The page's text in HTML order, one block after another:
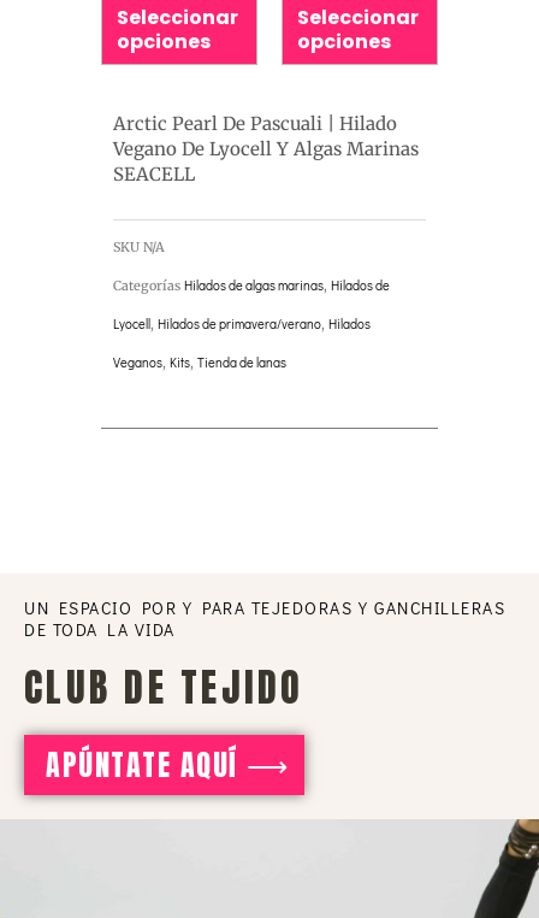
Seleccionar
opciones
Seleccionar
opciones
Arctic Pearl De Pascuali | Hilado
Vegano De Lyocell Y Algas Marinas
SEACELL
SKU N/A
Categorías Hilados de algas marinas, Hilados de
Lyocell, Hilados de primavera/verano, Hilados
Veganos, Kits, Tienda de lanas
UN ESPACIO POR Y PARA TEJEDORAS Y GANCHILLERAS
DE TODA LA VIDA
CLUB DE TEJIDO
APÚNTATE AQUÍ ⟶